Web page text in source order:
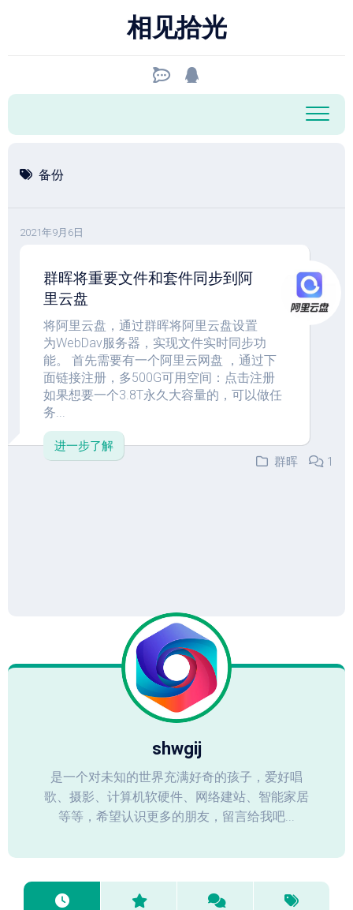
相见拾光
备份
2021年9月6日
群晖将重要文件和套件同步到阿
里云盘
将阿里云盘，通过群晖将阿里云盘设置
为WebDav服务器，实现文件实时同步功
能。 首先需要有一个阿里云网盘 ，通过下
面链接注册，多500G可用空间：点击注册
如果想要一个3.8T永久大容量的，可以做任
务...
进一步了解
群晖
1
shwgij
是一个对未知的世界充满好奇的孩子，爱好唱
歌、摄影、计算机软硬件、网络建站、智能家居
等等，希望认识更多的朋友，留言给我吧...